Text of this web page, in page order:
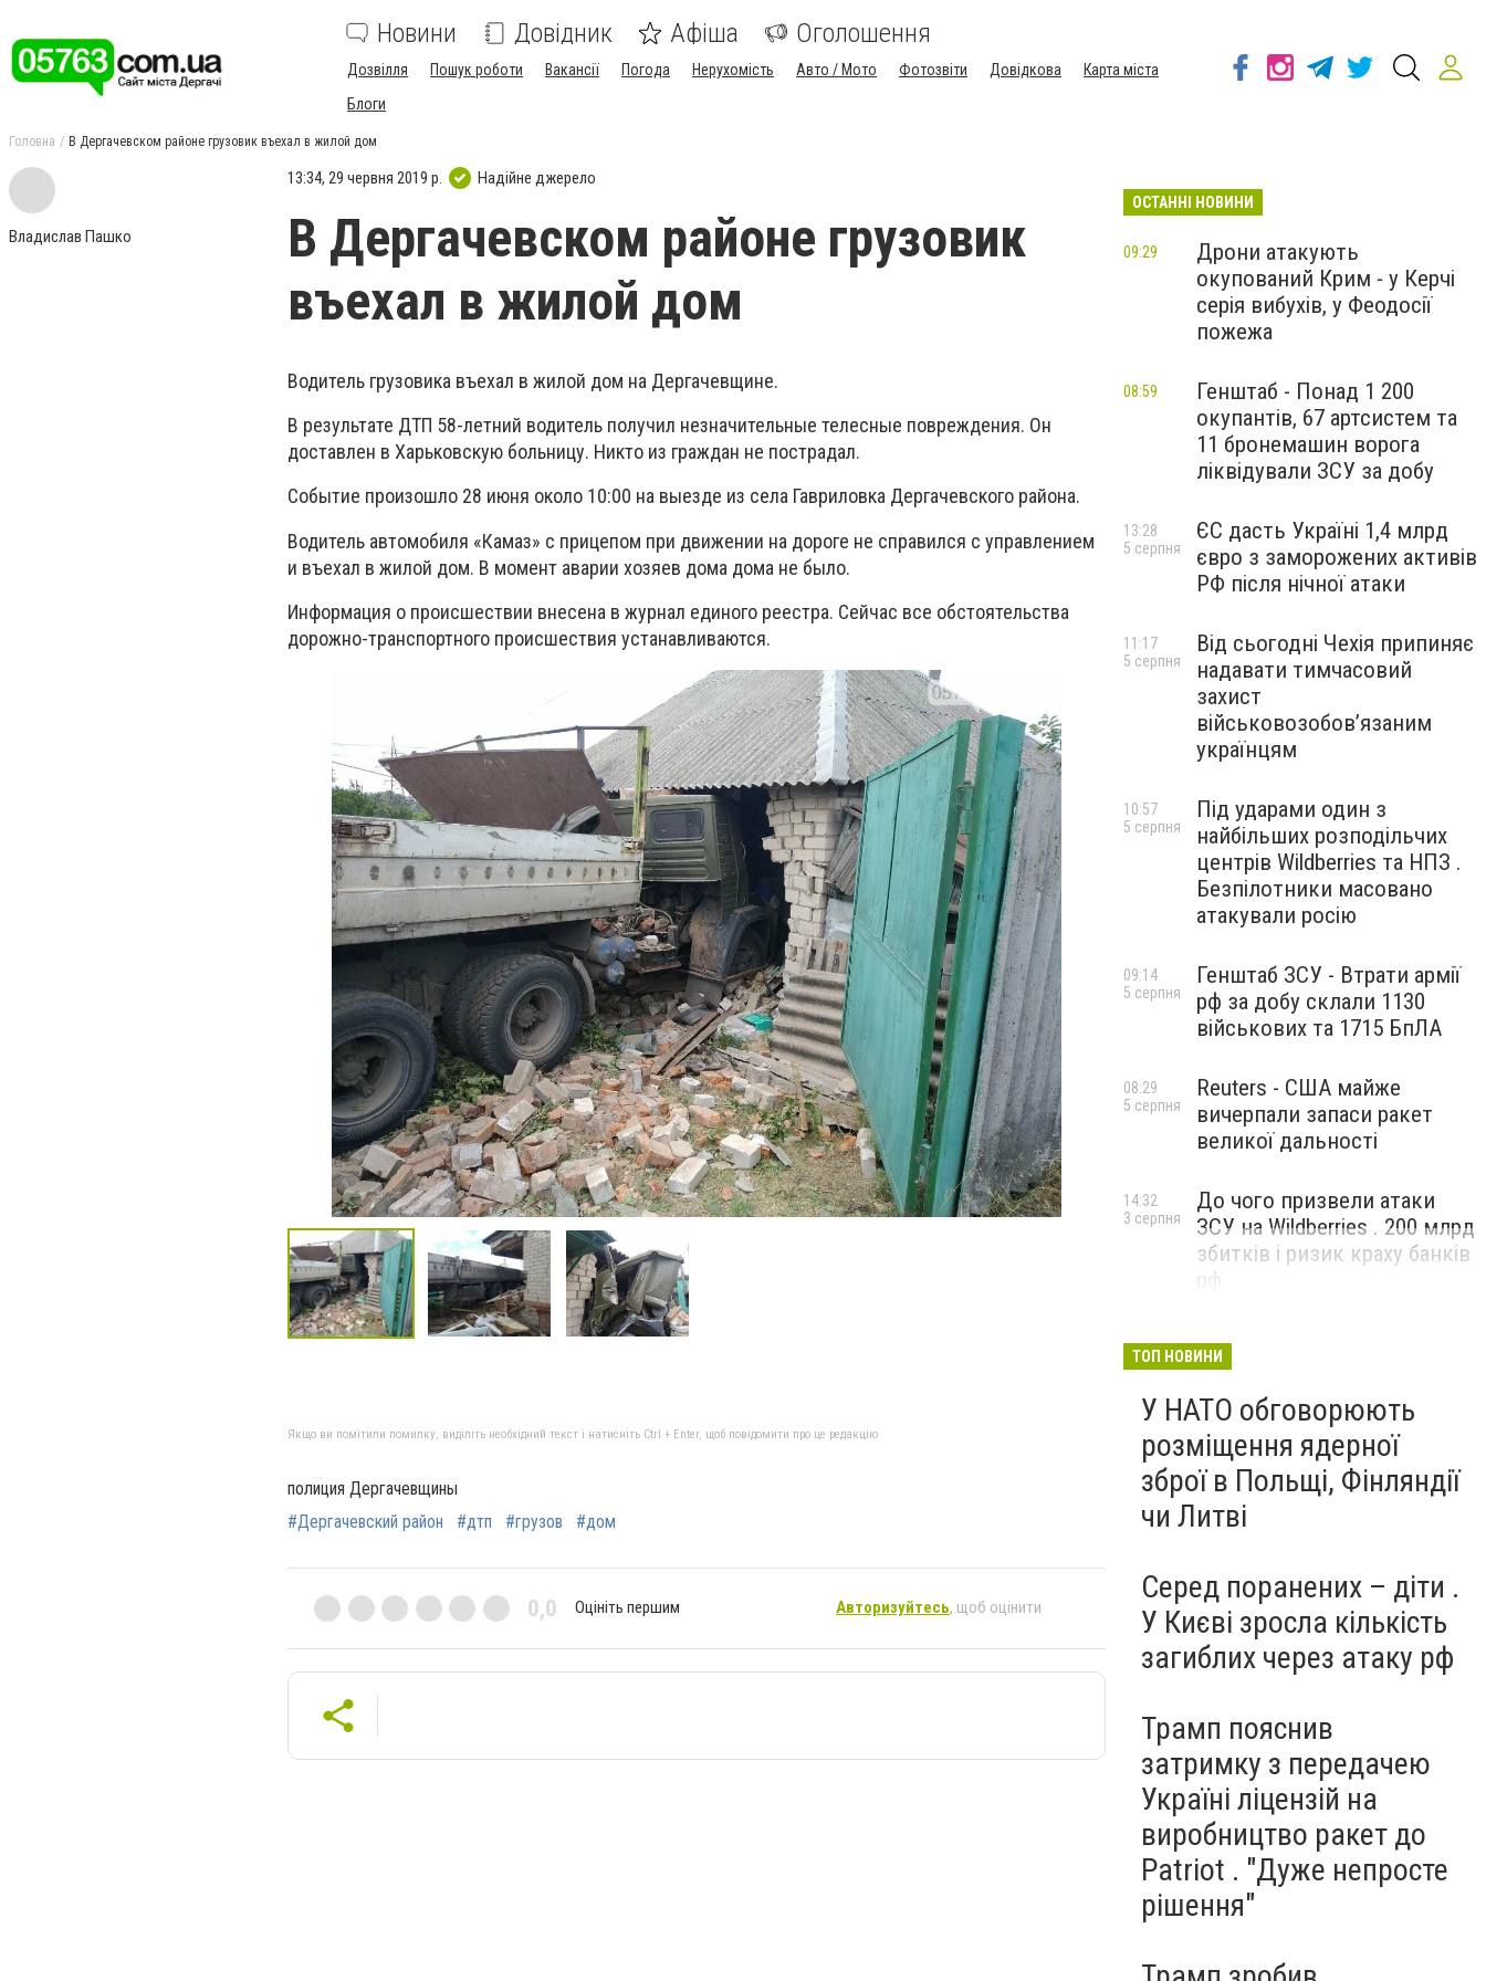
Новини Довідник Афіша Оголошення
Дозвілля Пошук роботи Вакансії Погода Нерухомість Авто / Мото Фотозвіти Довідкова
Карта міста
Блоги
Головна В Дергачевском районе грузовик въехал в жилой дом
Владислав Пашко
13:34, 29 червня 2019 р. Надійне джерело
В Дергачевском районе грузовик
въехал в жилой дом
Водитель грузовика въехал в жилой дом на Дергачевщине.
В результате ДТП 58-летний водитель получил незначительные телесные повреждения. Он
доставлен в Харьковскую больницу. Никто из граждан не пострадал.
Событие произошло 28 июня около 10:00 на выезде из села Гавриловка Дергачевского района.
Водитель автомобиля «Камаз» с прицепом при движении на дороге не справился с управлением
и въехал в жилой дом. В момент аварии хозяев дома дома не было.
Информация о происшествии внесена в журнал единого реестра. Сейчас все обстоятельства
дорожно-транспортного происшествия устанавливаются.
Якщо ви помітили помилку, виділіть необхідний текст і натисніть Ctrl + Enter, щоб повідомити про це редакцію
полиция Дергачевщины
#Дергачевский район
#дтп #грузов #дом
0,0 Оцініть першим Авторизуйтесь, щоб оцінити
ОСТАННІ НОВИНИ
Дрони атакують
окупований Крим - у Керчі
серія вибухів, у Феодосії
пожежа
09:29
Генштаб - Понад 1 200
окупантів, 67 артсистем та
11 бронемашин ворога
ліквідували ЗСУ за добу
08:59
ЄС дасть Україні 1,4 млрд
євро з заморожених активів
РФ після нічної атаки
13:28
5 серпня
Від сьогодні Чехія припиняє
надавати тимчасовий
захист
військовозобов’язаним
українцям
11:17
5 серпня
Під ударами один з
найбільших розподільчих
центрів Wildberries та НПЗ .
Безпілотники масовано
атакували росію
10:57
5 серпня
Генштаб ЗСУ - Втрати армії
рф за добу склали 1130
військових та 1715 БпЛА
09:14
5 серпня
Reuters - США майже
вичерпали запаси ракет
великої дальності
08:29
5 серпня
До чого призвели атаки
ЗСУ на Wildberries . 200 млрд
збитків і ризик краху банків
14:32
3 серпня
ТОП НОВИНИ
У НАТО обговорюють
розміщення ядерної
зброї в Польщі, Фінляндії
чи Литві
Серед поранених – діти .
У Києві зросла кількість
загиблих через атаку рф
Трамп пояснив
затримку з передачею
Україні ліцензій на
виробництво ракет до
Patriot . "Дуже непросте
рішення"